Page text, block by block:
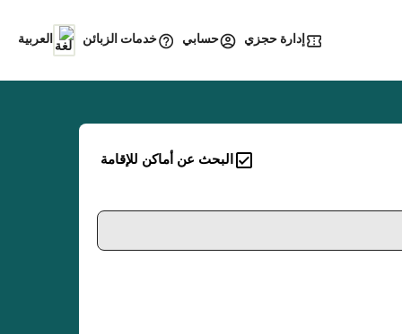
إدارة حجزي حسابي خدمات الزبائن العربية
البحث عن أماكن للإقامة